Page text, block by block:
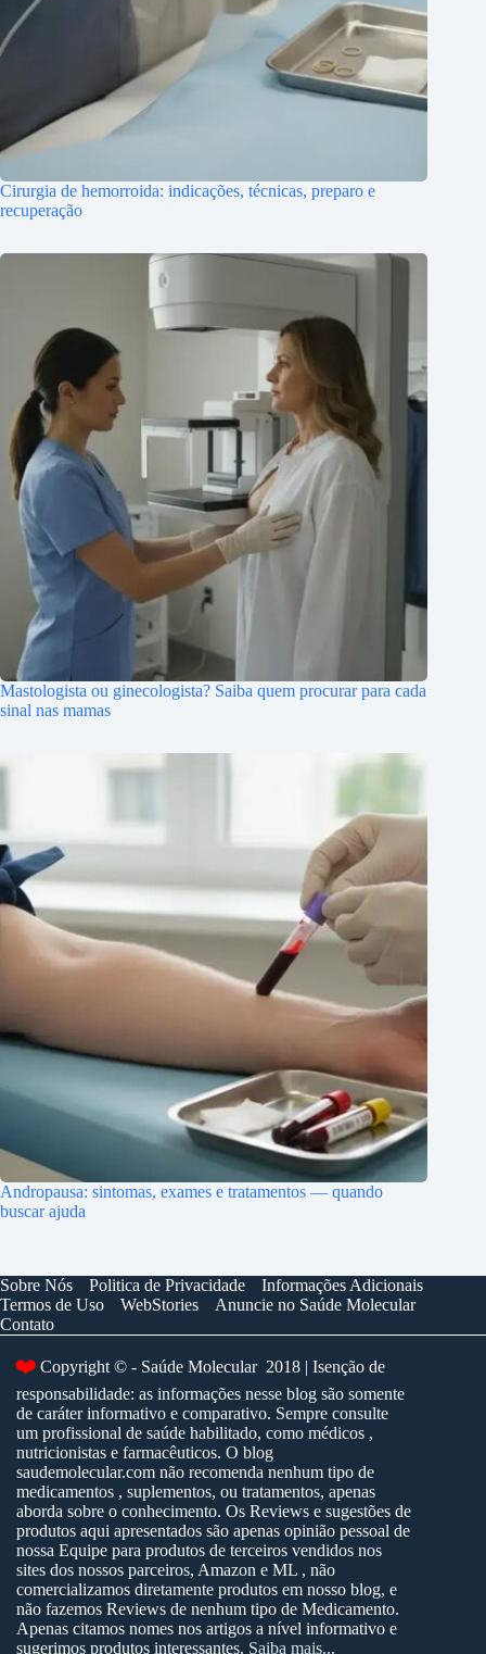
Cirurgia de hemorroida: indicações, técnicas, preparo e
recuperação
Mastologista ou ginecologista? Saiba quem procurar para cada
sinal nas mamas
Andropausa: sintomas, exames e tratamentos — quando
buscar ajuda
Sobre Nós Politica de Privacidade
Informações Adicionais
Termos de Uso
WebStories
Anuncie no Saúde Molecular
Contato
❤️ Copyright © - Saúde Molecular 2018 | Isenção de
responsabilidade: as informações nesse blog são somente
de caráter informativo e comparativo. Sempre consulte
um profissional de saúde habilitado, como médicos ,
nutricionistas e farmacêuticos. O blog
saudemolecular.com não recomenda nenhum tipo de
medicamentos , suplementos, ou tratamentos, apenas
aborda sobre o conhecimento. Os Reviews e sugestões de
produtos aqui apresentados são apenas opinião pessoal de
nossa Equipe para produtos de terceiros vendidos nos
sites dos nossos parceiros, Amazon e ML , não
comercializamos diretamente produtos em nosso blog, e
não fazemos Reviews de nenhum tipo de Medicamento.
Apenas citamos nomes nos artigos a nível informativo e
sugerimos produtos interessantes. Saiba mais...